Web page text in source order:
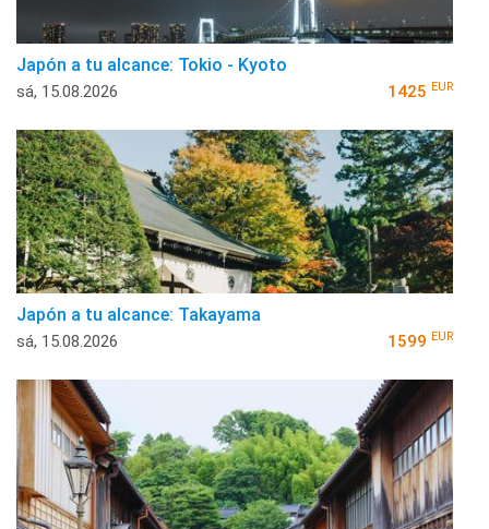
Japón a tu alcance: Tokio - Kyoto
sá, 15.08.2026 1425 EUR
Japón a tu alcance: Takayama
sá, 15.08.2026 1599 EUR